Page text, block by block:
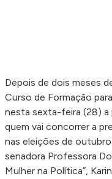
Depois de dois meses
Curso de Formação
nesta sexta-feira (28) a
quem vai concorrer a
nas eleições de outubro
senadora Professora
Mulher na Política”,